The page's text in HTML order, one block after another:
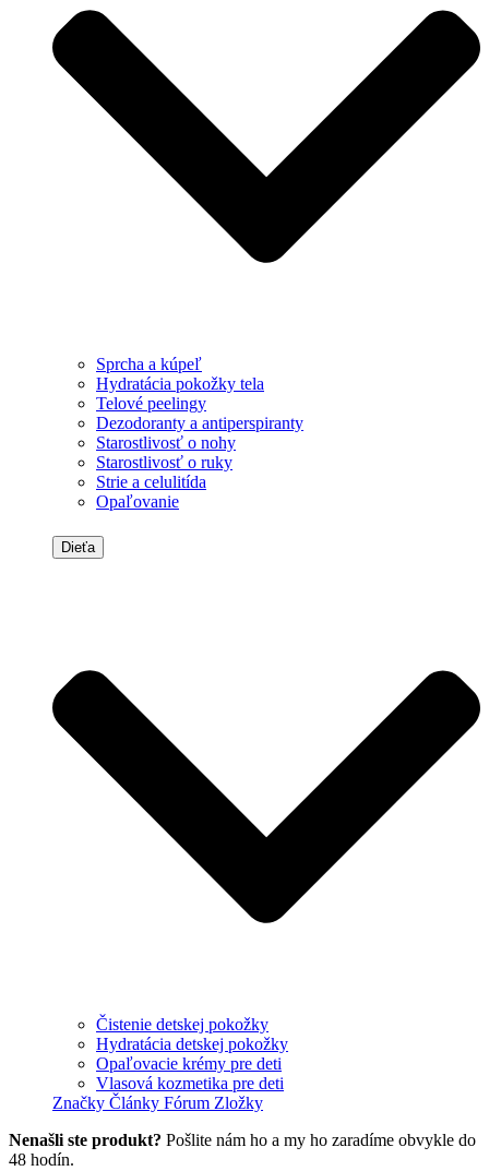
Sprcha a kúpeľ
Hydratácia pokožky tela
Telové peelingy
Dezodoranty a antiperspiranty
Starostlivosť o nohy
Starostlivosť o ruky
Strie a celulitída
Opaľovanie
Dieťa
Čistenie detskej pokožky
Hydratácia detskej pokožky
Opaľovacie krémy pre deti
Vlasová kozmetika pre deti
Značky Články Fórum Zložky
Nenašli ste produkt? Pošlite nám ho a my ho zaradíme obvykle do
48 hodín.